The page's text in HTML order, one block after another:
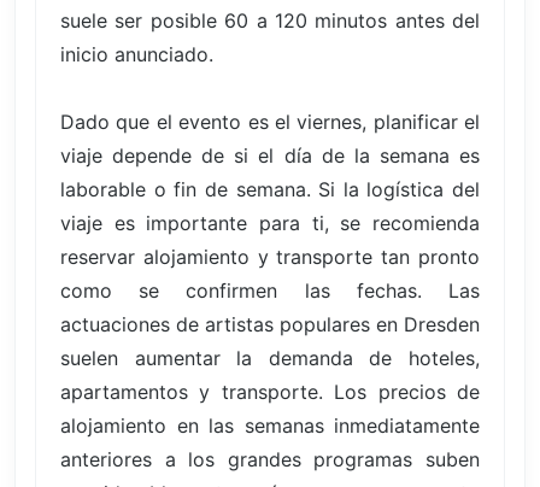
suele ser posible 60 a 120 minutos antes del
inicio anunciado.
Dado que el evento es el viernes, planificar el
viaje depende de si el día de la semana es
laborable o fin de semana. Si la logística del
viaje es importante para ti, se recomienda
reservar alojamiento y transporte tan pronto
como se confirmen las fechas. Las
actuaciones de artistas populares en Dresden
suelen aumentar la demanda de hoteles,
apartamentos y transporte. Los precios de
alojamiento en las semanas inmediatamente
anteriores a los grandes programas suben